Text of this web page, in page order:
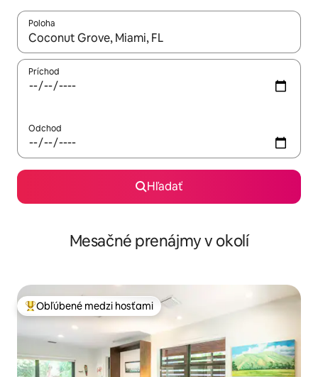
Poloha
Keď budú výsledky k dispozícii, môžete si ich prechádzať
Príchod
Odchod
Hľadať
Mesačné prenájmy v okolí
Najobľúbenejšie medzi hosťami
Obľúbené medzi hosťami